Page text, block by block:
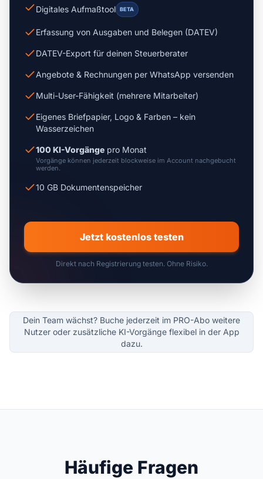
Digitales Aufmaßtool BETA
Erfassung von Ausgaben und Belegen (DATEV)
DATEV-Export für deinen Steuerberater
Angebote & Rechnungen per WhatsApp versenden
Multi-User-Fähigkeit (mehrere Mitarbeiter)
Eigenes Briefpapier, Logo & Farben – kein
Wasserzeichen
100 KI-Vorgänge pro Monat
Vorgänge können jederzeit blockweise im Account nachgebucht
werden.
10 GB Dokumentenspeicher
Jetzt kostenlos testen
Direkt nach Registrierung testen. Ohne Risiko.
Dein Team wächst? Buche jederzeit im PRO-Abo weitere
Nutzer oder zusätzliche KI-Vorgänge flexibel in der App
dazu.
Häufige Fragen